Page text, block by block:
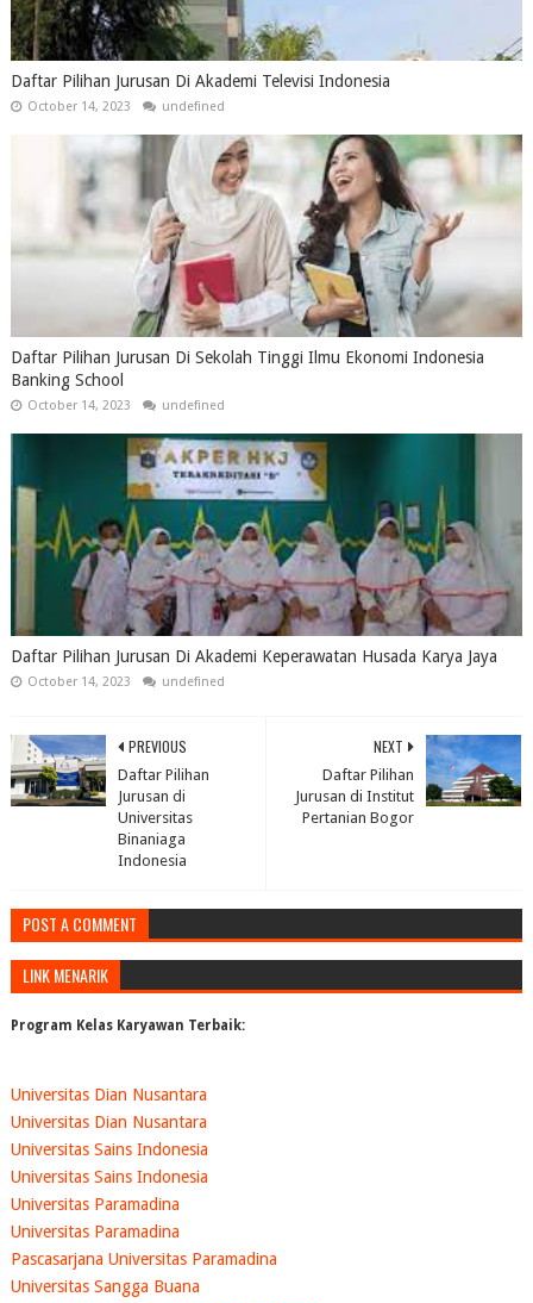
Daftar Pilihan Jurusan Di Akademi Televisi Indonesia
October 14, 2023 undefined
Daftar Pilihan Jurusan Di Sekolah Tinggi Ilmu Ekonomi Indonesia
Banking School
October 14, 2023 undefined
Daftar Pilihan Jurusan Di Akademi Keperawatan Husada Karya Jaya
October 14, 2023 undefined
NEXT
Daftar Pilihan
Jurusan di Institut
Pertanian Bogor
PREVIOUS
Daftar Pilihan
Jurusan di
Universitas
Binaniaga
Indonesia
POST A COMMENT
LINK MENARIK
Program Kelas Karyawan Terbaik:
Universitas Dian Nusantara
Universitas Dian Nusantara
Universitas Sains Indonesia
Universitas Sains Indonesia
Universitas Paramadina
Universitas Paramadina
Pascasarjana Universitas Paramadina
Universitas Sangga Buana